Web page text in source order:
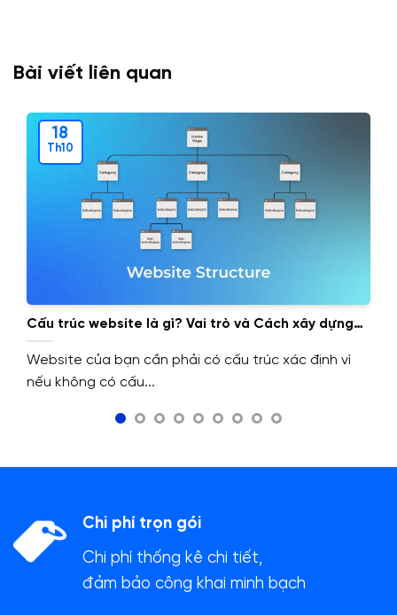
Bài viết liên quan
Cấu trúc website là gì? Vai trò và Cách xây dựng
cấu trúc website.
Website của bạn cần phải có cấu trúc xác định vì
nếu không có cấu...
18
Th10
Chi phí trọn gói
Chi phí thống kê chi tiết,
đảm bảo công khai minh bạch